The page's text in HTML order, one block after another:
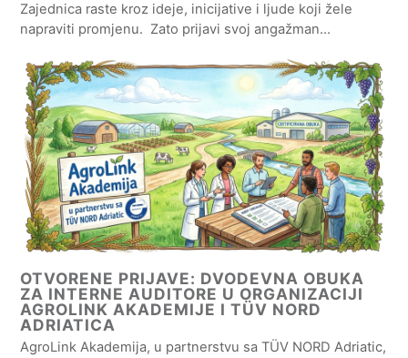
Zajednica raste kroz ideje, inicijative i ljude koji žele
napraviti promjenu. Zato prijavi svoj angažman…
OTVORENE PRIJAVE: DVODEVNA OBUKA
ZA INTERNE AUDITORE U ORGANIZACIJI
AGROLINK AKADEMIJE I TÜV NORD
ADRIATICA
AgroLink Akademija, u partnerstvu sa TÜV NORD Adriatic,